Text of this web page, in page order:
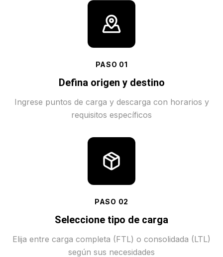
PASO 01
Defina origen y destino
Ingrese puntos de carga y descarga con horarios y
requisitos específicos
PASO 02
Seleccione tipo de carga
Elija entre carga completa (FTL) o consolidada (LTL)
según sus necesidades